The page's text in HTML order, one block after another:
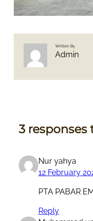
Written By
Admin
3 responses
Nur yahya
12 February
PTA PABAR
Reply